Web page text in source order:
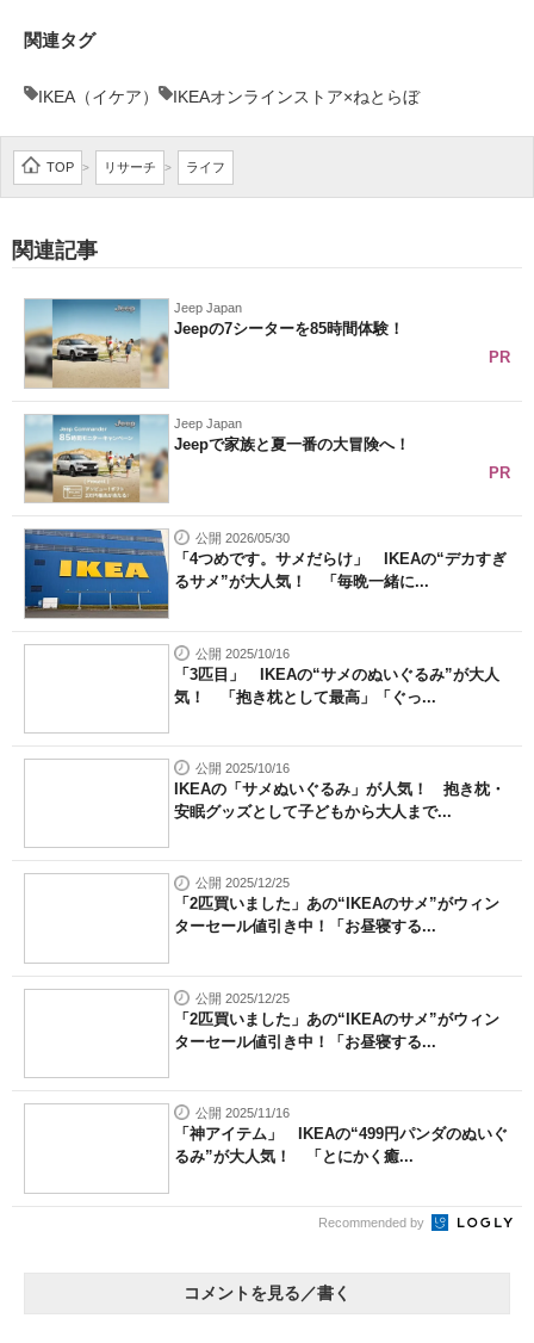
関連タグ
IKEA（イケア） IKEAオンラインストア×ねとらぼ
TOP > リサーチ > ライフ
関連記事
Jeep Japan
Jeepの7シーターを85時間体験！
PR
Jeep Japan
Jeepで家族と夏一番の大冒険へ！
PR
公開 2026/05/30
「4つめです。サメだらけ」 IKEAの“デカすぎ
るサメ”が大人気！ 「毎晩一緒に...
公開 2025/10/16
「3匹目」 IKEAの“サメのぬいぐるみ”が大人
気！ 「抱き枕として最高」「ぐっ...
公開 2025/10/16
IKEAの「サメぬいぐるみ」が人気！ 抱き枕・
安眠グッズとして子どもから大人まで...
公開 2025/12/25
「2匹買いました」あの“IKEAのサメ”がウィン
ターセール値引き中！「お昼寝する...
公開 2025/12/25
「2匹買いました」あの“IKEAのサメ”がウィン
ターセール値引き中！「お昼寝する...
公開 2025/11/16
「神アイテム」 IKEAの“499円パンダのぬいぐ
るみ”が大人気！ 「とにかく癒...
Recommended by
コメントを見る／書く